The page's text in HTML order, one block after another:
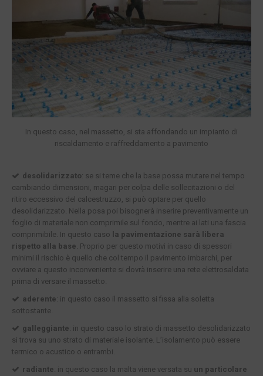
In questo caso, nel massetto, si sta affondando un impianto di
riscaldamento e raffreddamento a pavimento
desolidarizzato: se si teme che la base possa mutare nel tempo
cambiando dimensioni, magari per colpa delle sollecitazioni o del
ritiro eccessivo del calcestruzzo, si può optare per quello
desolidarizzato. Nella posa poi bisognerà inserire preventivamente un
foglio di materiale non comprimile sul fondo, mentre ai lati una fascia
comprimibile. In questo caso la pavimentazione sarà libera
rispetto alla base. Proprio per questo motivi in caso di spessori
minimi il rischio è quello che col tempo il pavimento imbarchi, per
ovviare a questo inconveniente si dovrà inserire una rete elettrosaldata
prima di versare il massetto.
aderente: in questo caso il massetto si fissa alla soletta
sottostante.
galleggiante: in questo caso lo strato di massetto desolidarizzato
si trova su uno strato di materiale isolante. L’isolamento può essere
termico o acustico o entrambi.
radiante: in questo caso la malta viene versata su un particolare